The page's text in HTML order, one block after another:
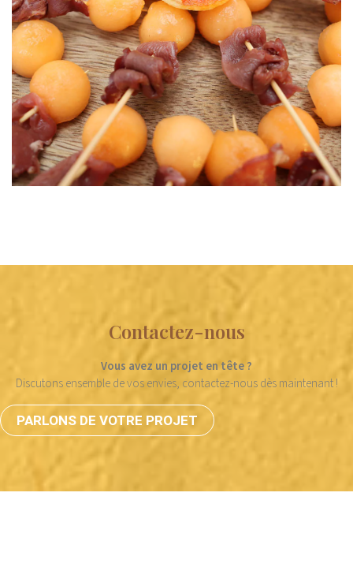
Contactez-nous
Vous avez un projet en tête ?
Discutons ensemble de vos envies, contactez-nous dès maintenant !
PARLONS DE VOTRE PROJET